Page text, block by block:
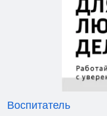
Воспитатель